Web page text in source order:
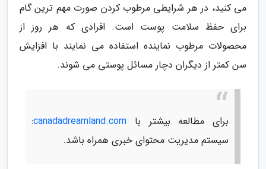
می کنید، در هر شرایطی مرطوب کردن صورت مهم ترین گام
برای حفظ سلامت پوست است. افرادی که هر روز از
محصولات مرطوب نماینده استفاده می نمایند با افزایش
سن کمتر از دیگران دچار مسائل پوستی می شوند.
برای مطالعه بیشتر با canadadreamland.com
:
سیستم مدیریت محتوای خبری همراه باشد.